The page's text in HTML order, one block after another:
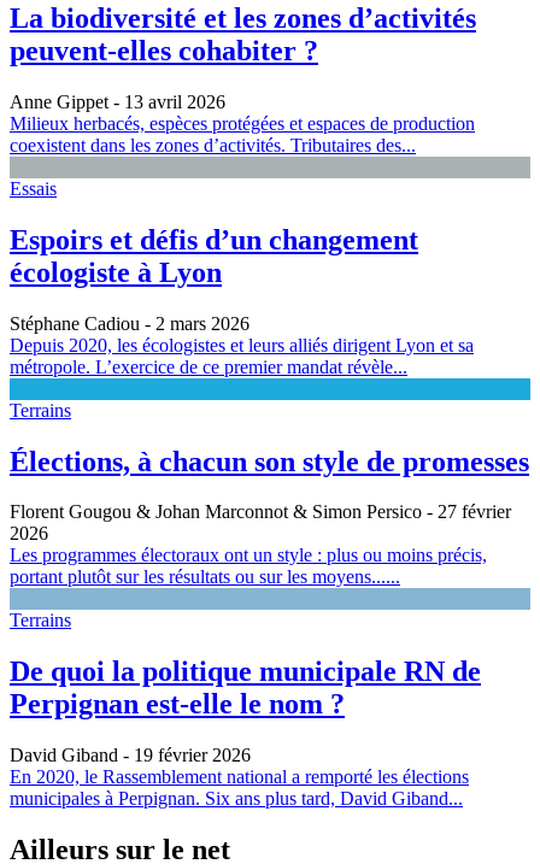
La biodiversité et les zones d’activités
peuvent-elles cohabiter ?
Anne Gippet - 13 avril 2026
Milieux herbacés, espèces protégées et espaces de production
coexistent dans les zones d’activités. Tributaires des...
Essais
Espoirs et défis d’un changement
écologiste à Lyon
Stéphane Cadiou - 2 mars 2026
Depuis 2020, les écologistes et leurs alliés dirigent Lyon et sa
métropole. L’exercice de ce premier mandat révèle...
Terrains
Élections, à chacun son style de promesses
Florent Gougou & Johan Marconnot & Simon Persico - 27 février
2026
Les programmes électoraux ont un style : plus ou moins précis,
portant plutôt sur les résultats ou sur les moyens......
Terrains
De quoi la politique municipale RN de
Perpignan est-elle le nom ?
David Giband - 19 février 2026
En 2020, le Rassemblement national a remporté les élections
municipales à Perpignan. Six ans plus tard, David Giband...
Ailleurs sur le net